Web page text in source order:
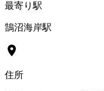
最寄り駅
鵠沼海岸駅
住所